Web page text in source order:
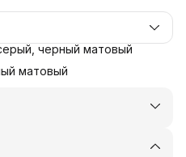
черный матовый
матовый